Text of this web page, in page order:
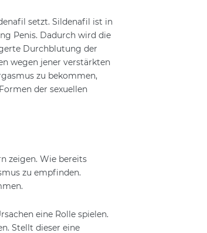
setzt. Sildenafil ist in
Penis. Dadurch wird die
Durchblutung der
wegen jener verstärkten
zu bekommen,
der sexuellen
zeigen. Wie bereits
zu empfinden.
eine Rolle spielen.
Stellt dieser eine